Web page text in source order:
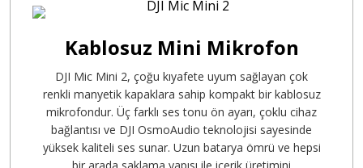
Kablosuz Mini Mikrofon
DJI Mic Mini 2, çoğu kıyafete uyum sağlayan çok
renkli manyetik kapaklara sahip kompakt bir kablosuz
mikrofondur. Üç farklı ses tonu ön ayarı, çoklu cihaz
bağlantısı ve DJI OsmoAudio teknolojisi sayesinde
yüksek kaliteli ses sunar. Uzun batarya ömrü ve hepsi